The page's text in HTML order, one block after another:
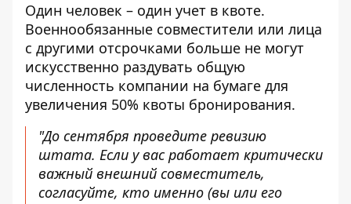
Один человек – один учет в квоте.
Военнообязанные совместители или лица
с другими отсрочками больше не могут
искусственно раздувать общую
численность компании на бумаге для
увеличения 50% квоты бронирования.
"До сентября проведите ревизию
штата. Если у вас работает критически
важный внешний совместитель,
согласуйте, кто именно (вы или его